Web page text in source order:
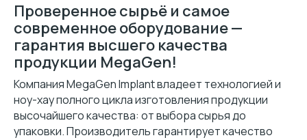
Проверенное сырьё и самое
современное оборудование —
гарантия высшего качества
продукции MegaGen!
Компания MegaGen Implant владеет технологией и
ноу-хау полного цикла изготовления продукции
высочайшего качества: от выбора сырья до
упаковки. Производитель гарантирует качество